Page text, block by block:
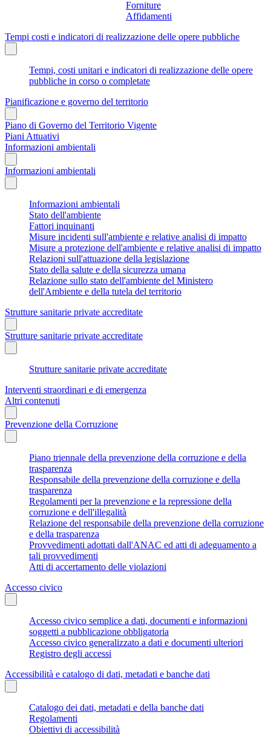
Forniture
Affidamenti
Tempi costi e indicatori di realizzazione delle opere pubbliche
Tempi, costi unitari e indicatori di realizzazione delle opere
pubbliche in corso o completate
Pianificazione e governo del territorio
Piano di Governo del Territorio Vigente
Piani Attuativi
Informazioni ambientali
Informazioni ambientali
Informazioni ambientali
Stato dell'ambiente
Fattori inquinanti
Misure incidenti sull'ambiente e relative analisi di impatto
Misure a protezione dell'ambiente e relative analisi di impatto
Relazioni sull'attuazione della legislazione
Stato della salute e della sicurezza umana
Relazione sullo stato dell'ambiente del Ministero
dell'Ambiente e della tutela del territorio
Strutture sanitarie private accreditate
Strutture sanitarie private accreditate
Strutture sanitarie private accreditate
Interventi straordinari e di emergenza
Altri contenuti
Prevenzione della Corruzione
Piano triennale della prevenzione della corruzione e della
trasparenza
Responsabile della prevenzione della corruzione e della
trasparenza
Regolamenti per la prevenzione e la repressione della
corruzione e dell'illegalità
Relazione del responsabile della prevenzione della corruzione
e della trasparenza
Provvedimenti adottati dall'ANAC ed atti di adeguamento a
tali provvedimenti
Atti di accertamento delle violazioni
Accesso civico
Accesso civico semplice a dati, documenti e informazioni
soggetti a pubblicazione obbligatoria
Accesso civico generalizzato a dati e documenti ulteriori
Registro degli accessi
Accessibilità e catalogo di dati, metadati e banche dati
Catalogo dei dati, metadati e della banche dati
Regolamenti
Obiettivi di accessibilità